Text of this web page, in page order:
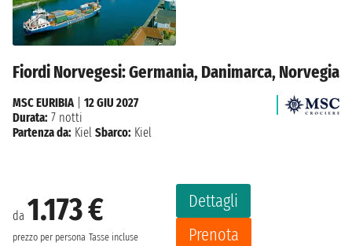
Fiordi Norvegesi: Germania, Danimarca, Norvegia
da 1.173 €
prezzo per persona Tasse incluse
Dettagli
Prenota
MSC EURIBIA| 12 GIU 2027
Durata: 7 notti
Partenza da: Kiel Sbarco: Kiel